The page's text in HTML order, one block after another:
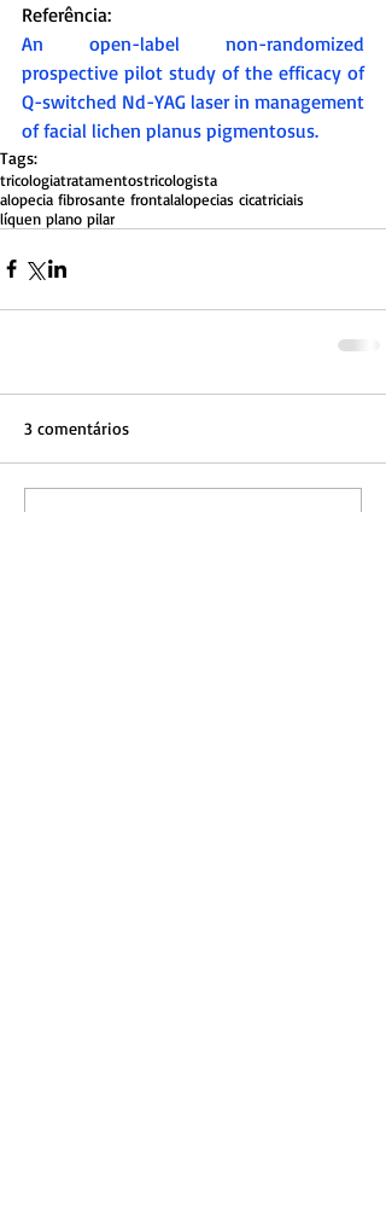
Referência:
An open-label non-randomized
prospective pilot study of the efficacy of
Q-switched Nd-YAG laser in management
of facial lichen planus pigmentosus.
Tags:
tricologiatratamentostricologista
alopecia fibrosante frontalalopecias cicatriciais
líquen plano pilar
3 comentários